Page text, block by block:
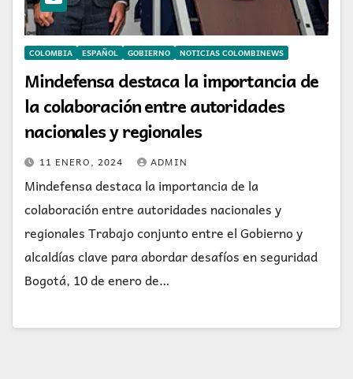
COLOMBIA ESPAÑOL GOBIERNO NOTICIAS COLOMBINEWS
Mindefensa destaca la importancia de
la colaboración entre autoridades
nacionales y regionales
11 ENERO, 2024 ADMIN
Mindefensa destaca la importancia de la
colaboración entre autoridades nacionales y
regionales Trabajo conjunto entre el Gobierno y
alcaldías clave para abordar desafíos en seguridad
Bogotá, 10 de enero de…